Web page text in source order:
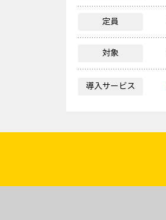
定員
対象
導入サービス